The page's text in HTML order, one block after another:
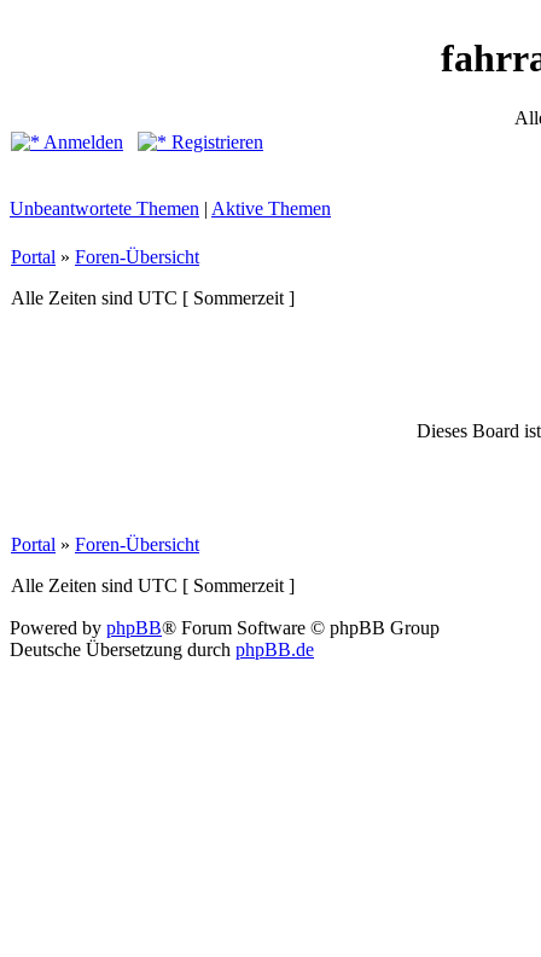
Anmelden
Registrieren
Unbeantwortete Themen | Aktive Themen
Portal » Foren-Übersicht
Alle Zeiten sind UTC [ Sommerzeit ]
Dieses Board
Portal » Foren-Übersicht
Alle Zeiten sind UTC [ Sommerzeit ]
Powered by phpBB® Forum Software © phpBB Group
Deutsche Übersetzung durch phpBB.de